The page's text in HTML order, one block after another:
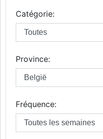
Catégorie:
Province:
Fréquence: